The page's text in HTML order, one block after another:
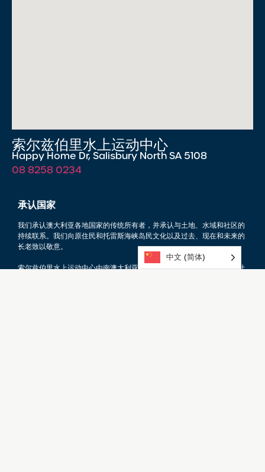
索尔兹伯里水上运动中心
Happy Home Dr, Salisbury North SA 5108
08 8258 0234
承认国家
我们承认澳大利亚各地国家的传统所有者，并承认与土地、水域和社区的
持续联系。我们向原住民和托雷斯海峡岛民文化以及过去、现在和未来的
长老致以敬意。
索尔兹伯里水上运动中心由南澳大利亚州政府的地方政府基础设施合作计
中文 (简体)